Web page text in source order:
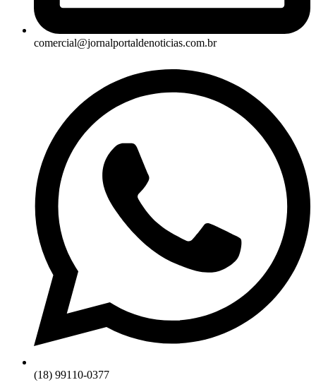
comercial@jornalportaldenoticias.com.br
(18) 99110-0377